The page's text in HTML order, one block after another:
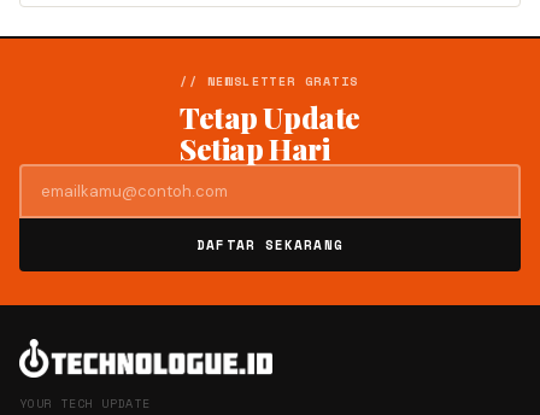
// NEWSLETTER GRATIS
Tetap Update
Setiap Hari
DAFTAR SEKARANG
YOUR TECH UPDATE